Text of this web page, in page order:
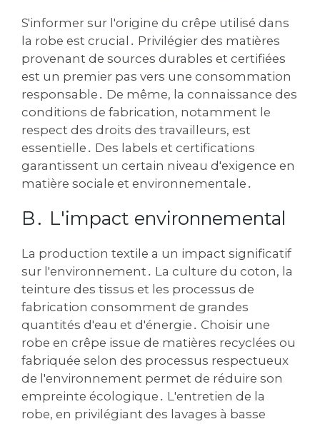
S'informer sur l'origine du crêpe utilisé dans
la robe est crucial․ Privilégier des matières
provenant de sources durables et certifiées
est un premier pas vers une consommation
responsable․ De même‚ la connaissance des
conditions de fabrication‚ notamment le
respect des droits des travailleurs‚ est
essentielle․ Des labels et certifications
garantissent un certain niveau d'exigence en
matière sociale et environnementale․
B․ L'impact environnemental
La production textile a un impact significatif
sur l'environnement․ La culture du coton‚ la
teinture des tissus et les processus de
fabrication consomment de grandes
quantités d'eau et d'énergie․ Choisir une
robe en crêpe issue de matières recyclées ou
fabriquée selon des processus respectueux
de l'environnement permet de réduire son
empreinte écologique․ L'entretien de la
robe‚ en privilégiant des lavages à basse